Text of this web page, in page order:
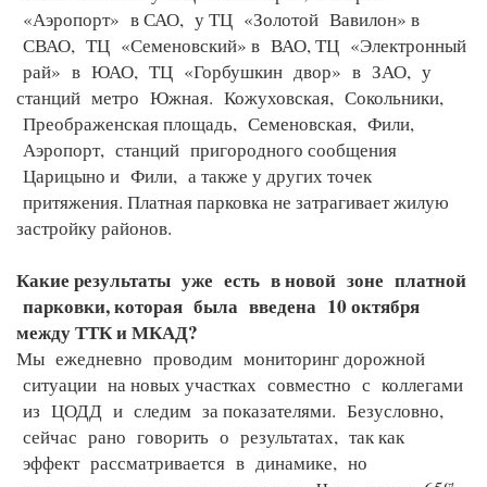
«Аэропорт» в САО, у ТЦ «Золотой Вавилон» в
СВАО, ТЦ «Семеновский» в ВАО, ТЦ «Электронный
рай» в ЮАО, ТЦ «Горбушкин двор» в ЗАО, у
станций метро Южная. Кожуховская, Сокольники,
Преображенская площадь, Семеновская, Фили,
Аэропорт, станций пригородного сообщения
Царицыно и Фили, а также у других точек
притяжения. Платная парковка не затрагивает жилую
застройку районов.
Какие результаты уже есть в новой зоне платной
парковки, которая была введена 10 октября
между ТТК и МКАД?
Мы ежедневно проводим мониторинг дорожной
ситуации на новых участках совместно с коллегами
из ЦОДД и следим за показателями. Безусловно,
сейчас рано говорить о результатах, так как
эффект рассматривается в динамике, но